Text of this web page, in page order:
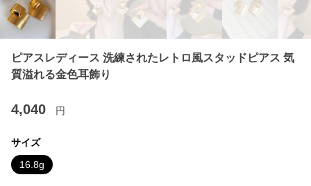
ピアスレディース 洗練されたレトロ風スタッドピアス 気
質溢れる金色耳飾り
4,040 円
サイズ
16.8g